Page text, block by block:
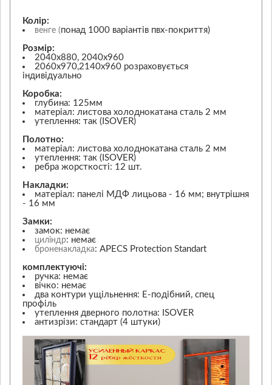
Колір:
венге (понад 1000 варіантів пвх-покриття)
Розмір:
2040х880, 2040х960
2060х970,2140х960 розраховується
індивідуально
Коробка:
глубина: 125мм
матеріал: листова холоднокатана сталь 2 мм
утеплення: так (ISOVER)
Полотно:
матеріал: листова холоднокатана сталь 2 мм
утеплення: так (ISOVER)
ребра жорсткості: 12 шт.
Накладки:
матеріал: панелі МДФ лицьова - 16 мм; внутрішня
- 16 мм
Замки:
замок: немає
циліндр: немає
броненакладка: APECS Protection Standart
комплектуючі:
ручка: немає
вічко: немає
два контури ущільнення: Е-подібний, спец
профіль
утеплення дверного полотна: ISOVER
антизрізи: стандарт (4 штуки)